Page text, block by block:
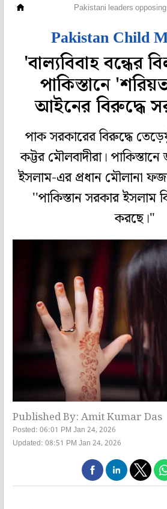
Pakistani leaders
Pakistan Child
'বাল্যবিবাহ বন্ধের
পাকিস্তানে
আইনের বিরুদ্ধে
পাক সরকারের বিরুদ্ধে
কট্টর মৌলবাদীরা।
ইসলাম-এর প্রধান মৌলানা
''পাকিস্তান সরকার ইসলাম
করছে।"
Published By: Amit Kumar Das
Posted: 06:01 PM Jan 24, 2026
Updated: 08:51 PM Jan 24, 2026